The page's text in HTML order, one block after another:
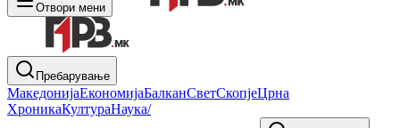
Отвори мени
Пребарување
МакедонијаЕкономијаБалканСветСкопјеЦрна
ХроникаКултураНаука/